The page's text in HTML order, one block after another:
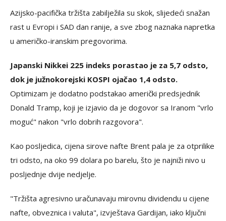
Azijsko-pacifička tržišta zabilježila su skok, slijedeći snažan
rast u Evropi i SAD dan ranije, a sve zbog naznaka napretka
u američko-iranskim pregovorima.
Japanski Nikkei 225 indeks porastao je za 5,7 odsto,
dok je južnokorejski KOSPI ojačao 1,4 odsto.
Optimizam je dodatno podstakao američki predsjednik
Donald Tramp, koji je izjavio da je dogovor sa Iranom "vrlo
moguć" nakon "vrlo dobrih razgovora".
Kao posljedica, cijena sirove nafte Brent pala je za otprilike
tri odsto, na oko 99 dolara po barelu, što je najniži nivo u
posljednje dvije nedjelje.
"Tržišta agresivno uračunavaju mirovnu dividendu u cijene
nafte, obveznica i valuta", izvještava Gardijan, iako ključni